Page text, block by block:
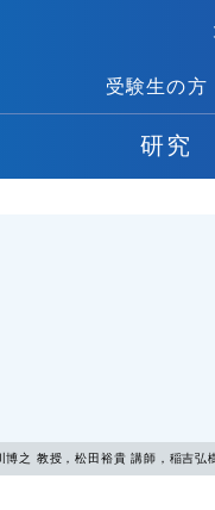
研究
受験生の方
之 教授，松田裕貴 講師，稲吉弘